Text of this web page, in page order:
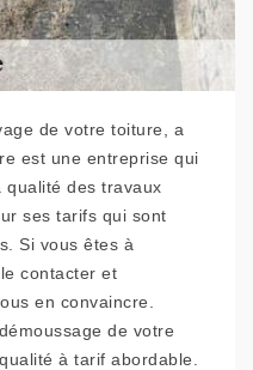
de votre toiture, a
est une entreprise qui
des travaux
ses tarifs qui sont
Si vous êtes à
contacter et
en convaincre.
de votre
à tarif abordable.